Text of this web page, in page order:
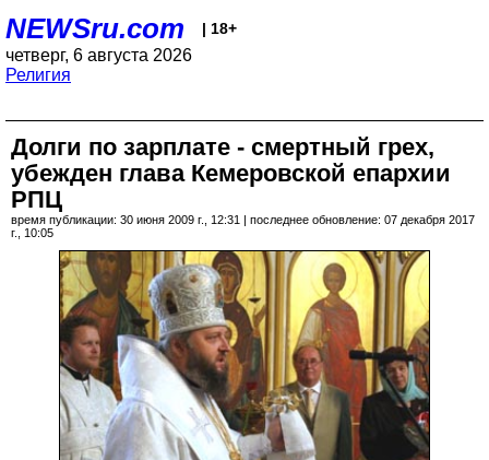
NEWSru.com | 18+
четверг, 6 августа 2026
Религия
Долги по зарплате - смертный грех,
убежден глава Кемеровской епархии
РПЦ
время публикации: 30 июня 2009 г., 12:31 | последнее обновление: 07 декабря 2017
г., 10:05